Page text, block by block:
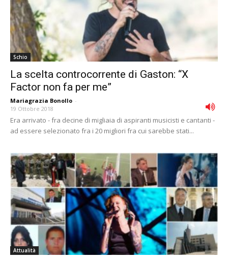
Schio
La scelta controcorrente di Gaston: “X
Factor non fa per me”
Mariagrazia Bonollo -
19 Ottobre 2018
Era arrivato - fra decine di migliaia di aspiranti musicisti e cantanti -
ad essere selezionato fra i 20 migliori fra cui sarebbe stati...
Attualità